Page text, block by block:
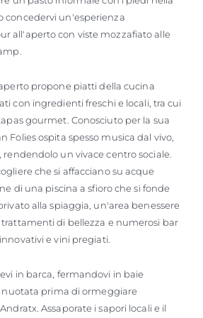
concedervi un'esperienza
all'aperto con viste mozzafiato alle
propone piatti della cucina
con ingredienti freschi e locali, tra cui
gourmet. Conosciuto per la sua
Folies ospita spesso musica dal vivo,
rendendolo un vivace centro sociale.
che si affacciano su acque
di una piscina a sfioro che si fonde
alla spiaggia, un'area benessere
di bellezza e numerosi bar
e vini pregiati.
in barca, fermandovi in baie
prima di ormeggiare
Assaporate i sapori locali e il